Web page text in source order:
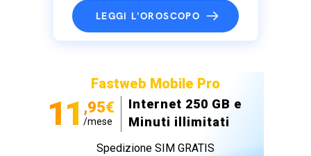
LEGGI L'OROSCOPO
Fastweb Mobile Pro
11 ,95€
/mese
Internet 250 GB e
Minuti illimitati
Spedizione SIM GRATIS